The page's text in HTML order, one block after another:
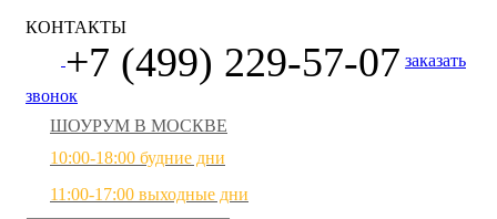
КОНТАКТЫ
+7 (499) 229-57-07 заказать
звонок
ШОУРУМ В МОСКВЕ
10:00-18:00 будние дни
11:00-17:00 выходные дни